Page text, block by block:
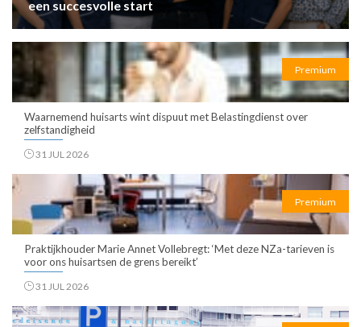
een succesvolle start
Premium
Waarnemend huisarts wint dispuut met Belastingdienst over
zelfstandigheid
31 JUL 2026
Premium
Praktijkhouder Marie Annet Vollebregt: ‘Met deze NZa-tarieven is
voor ons huisartsen de grens bereikt’
31 JUL 2026